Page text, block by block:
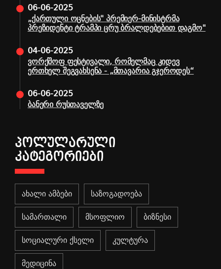
06-06-2025
„ქართული ოცნების" პრემიერ-მინისტრმა
პრეზიდენტი ტრამპი ცრუ ბრალდებებით დაგმო"
04-06-2025
ვორქშოფ ფესტივალი, რომელმაც კიდევ
ერთხელ შეგვახსენა - „მთავარია გჯეროდეს“
06-06-2025
ბანერი რუსთაველზე
ᲞᲝᲚᲣᲚᲐᲠᲣᲚᲘ
ᲙᲐᲢᲔᲒᲝᲠᲘᲔᲑᲘ
ახალი ამბები საზოგადოება
სამართალი მსოფლიო ბიზნესი
სოციალური ქსელი კულტურა
მედიცინა